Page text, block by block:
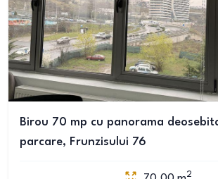
Birou 70 mp cu panorama
parcare, Frunzisului 76
2